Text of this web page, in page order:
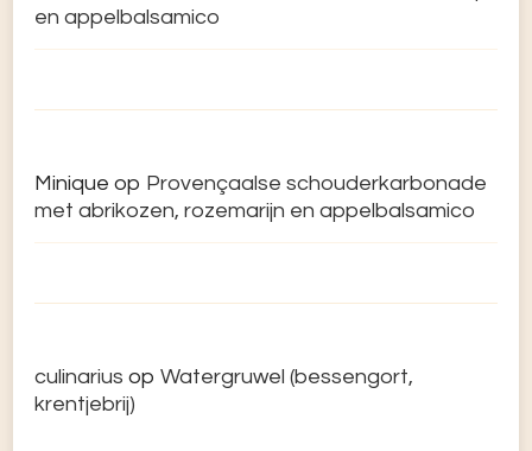
en appelbalsamico
Minique op Provençaalse schouderkarbonade
met abrikozen, rozemarijn en appelbalsamico
culinarius op Watergruwel (bessengort,
krentjebrij)